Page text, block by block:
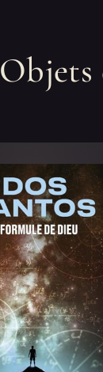
Objets